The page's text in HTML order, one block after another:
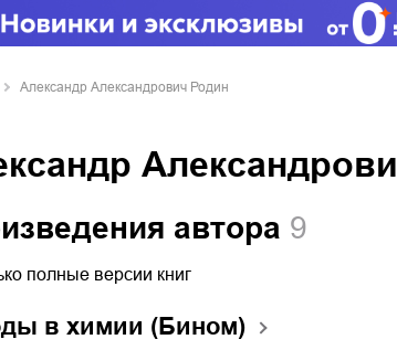
Александр Александрович Родин
автора 9
полные версии книг
в химии (Бином)